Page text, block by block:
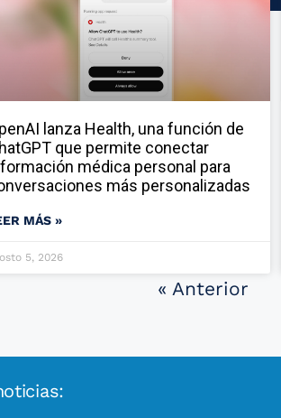
lanza Health, una función de
que permite conectar
médica personal para
más personalizadas
MÁS »
5, 2026
« Anterior